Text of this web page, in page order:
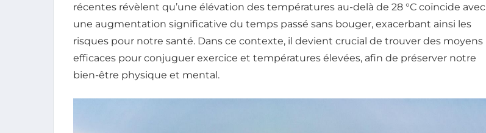
récentes révèlent qu’une élévation des températures au-delà de 28 °C coïncide avec
une augmentation significative du temps passé sans bouger, exacerbant ainsi les
risques pour notre santé. Dans ce contexte, il devient crucial de trouver des moyens
efficaces pour conjuguer exercice et températures élevées, afin de préserver notre
bien-être physique et mental.